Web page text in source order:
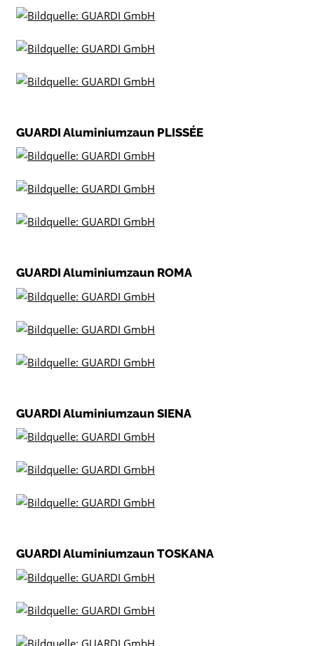
GUARDI Aluminiumzaun PLISSÉE
GUARDI Aluminiumzaun ROMA
GUARDI Aluminiumzaun SIENA
GUARDI Aluminiumzaun TOSKANA